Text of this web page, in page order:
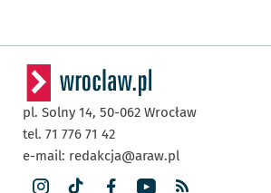
pl. Solny 14, 50-062 Wrocław
tel. 71 776 71 42
e-mail: redakcja@araw.pl